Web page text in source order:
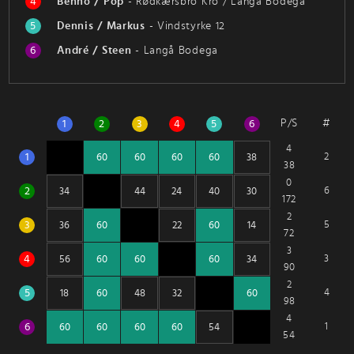
5
Dennis / Markus - Vindstyrke 12
6
André / Steen - Langå Bodega
1 2 3 4 5 6 P/S #
1
4
38
2
2
0
172
6
3
2
72
5
4
3
90
3
5
2
98
4
6
4
54
1